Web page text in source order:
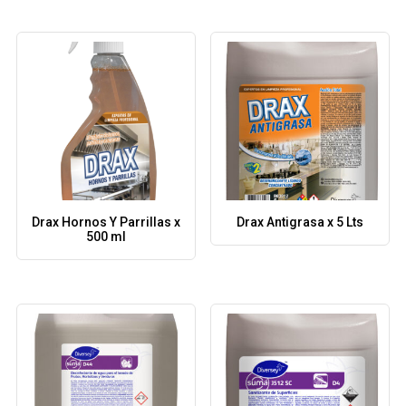
Drax Hornos Y Parrillas x
500 ml
Drax Antigrasa x 5 Lts